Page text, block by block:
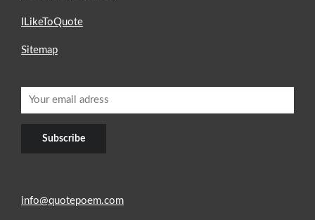
ILikeToQuote
Sitemap
info@quotepoem.com